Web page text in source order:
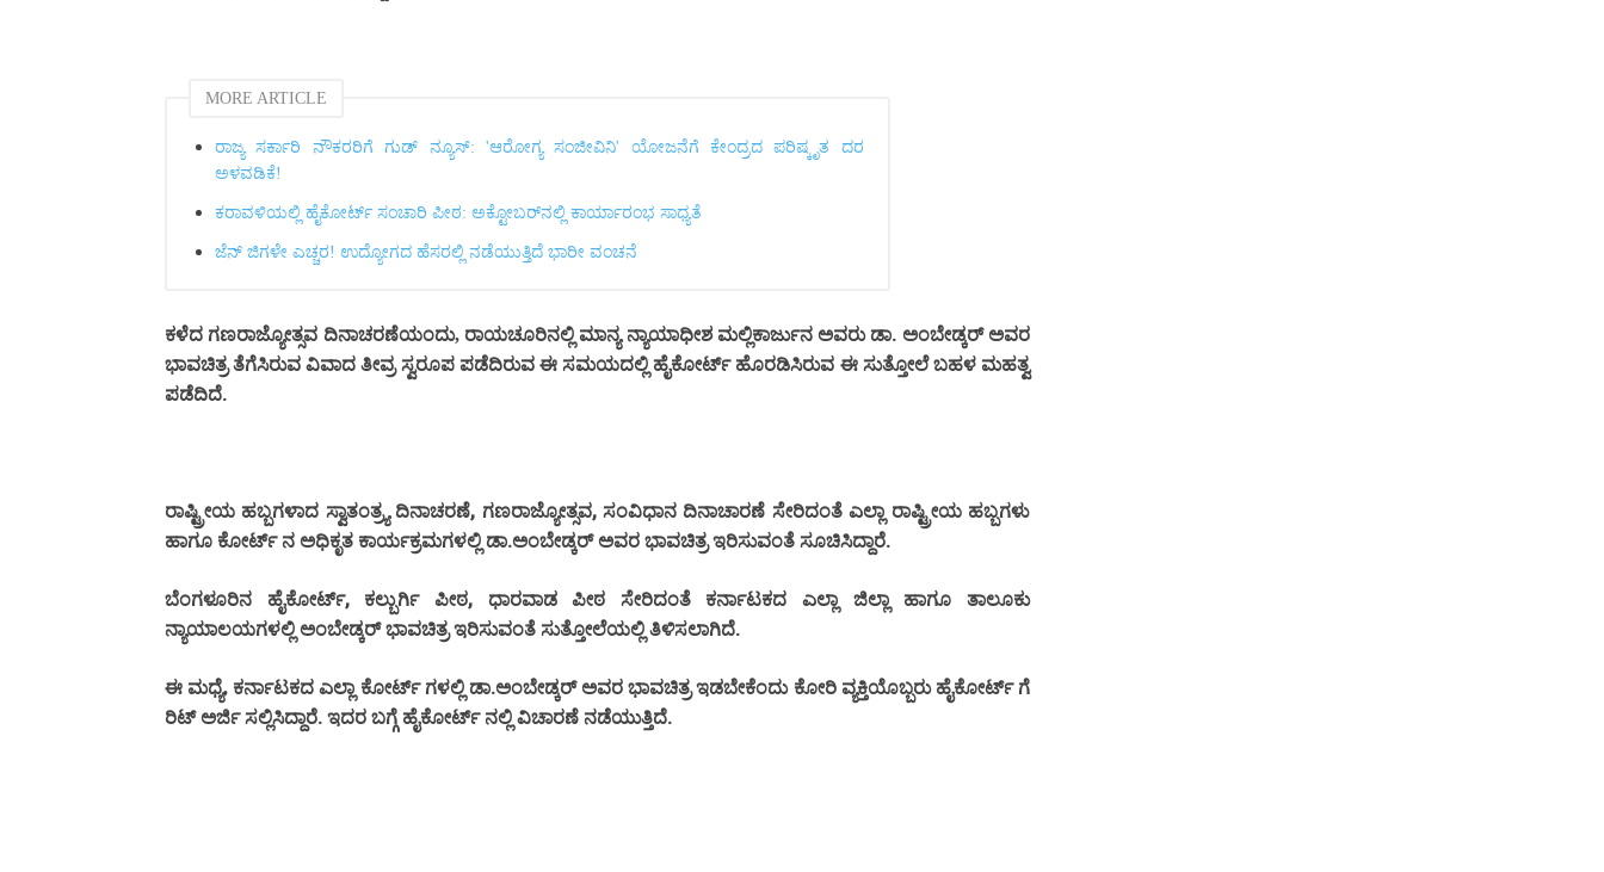
MORE ARTICLE
ರಾಜ್ಯ ಸರ್ಕಾರಿ ನೌಕರರಿಗೆ ಗುಡ್ ನ್ಯೂಸ್: 'ಆರೋಗ್ಯ ಸಂಜೀವಿನಿ' ಯೋಜನೆಗೆ ಕೇಂದ್ರದ ಪರಿಷ್ಕೃತ ದರ
ಅಳವಡಿಕೆ!
ಕರಾವಳಿಯಲ್ಲಿ ಹೈಕೋರ್ಟ್ ಸಂಚಾರಿ ಪೀಠ: ಅಕ್ಟೋಬರ್‌ನಲ್ಲಿ ಕಾರ್ಯಾರಂಭ ಸಾಧ್ಯತೆ
ಜೆನ್ ಜಿಗಳೇ ಎಚ್ಚರ! ಉದ್ಯೋಗದ ಹೆಸರಲ್ಲಿ ನಡೆಯುತ್ತಿದೆ ಭಾರೀ ವಂಚನೆ
ಕಳೆದ ಗಣರಾಜ್ಯೋತ್ಸವ ದಿನಾಚರಣೆಯಂದು, ರಾಯಚೂರಿನಲ್ಲಿ ಮಾನ್ಯ ನ್ಯಾಯಾಧೀಶ ಮಲ್ಲಿಕಾರ್ಜುನ ಅವರು ಡಾ. ಅಂಬೇಡ್ಕರ್ ಅವರ
ಭಾವಚಿತ್ರ ತೆಗೆಸಿರುವ ವಿವಾದ ತೀವ್ರ ಸ್ವರೂಪ ಪಡೆದಿರುವ ಈ ಸಮಯದಲ್ಲಿ ಹೈಕೋರ್ಟ್ ಹೊರಡಿಸಿರುವ ಈ ಸುತ್ತೋಲೆ ಬಹಳ ಮಹತ್ವ
ಪಡೆದಿದೆ.
ರಾಷ್ಟ್ರೀಯ ಹಬ್ಬಗಳಾದ ಸ್ವಾತಂತ್ರ್ಯ ದಿನಾಚರಣೆ, ಗಣರಾಜ್ಯೋತ್ಸವ,ಸಂವಿಧಾನ ದಿನಾಚಾರಣೆ ಸೇರಿದಂತೆ ಎಲ್ಲಾ ರಾಷ್ಟ್ರೀಯ ಹಬ್ಬಗಳು
ಹಾಗೂ ಕೋರ್ಟ್ ನ ಅಧಿಕೃತ ಕಾರ್ಯಕ್ರಮಗಳಲ್ಲಿ ಡಾ.ಅಂಬೇಡ್ಕರ್ ಅವರ ಭಾವಚಿತ್ರ ಇರಿಸುವಂತೆ ಸೂಚಿಸಿದ್ದಾರೆ.
ಬೆಂಗಳೂರಿನ ಹೈಕೋರ್ಟ್, ಕಲ್ಬುರ್ಗಿ ಪೀಠ, ಧಾರವಾಡ ಪೀಠ ಸೇರಿದಂತೆ ಕರ್ನಾಟಕದ ಎಲ್ಲಾ ಜಿಲ್ಲಾ ಹಾಗೂ
ತಾಲೂಕು
ನ್ಯಾಯಾಲಯಗಳಲ್ಲಿ ಅಂಬೇಡ್ಕರ್ ಭಾವಚಿತ್ರ ಇರಿಸುವಂತೆ ಸುತ್ತೋಲೆಯಲ್ಲಿ ತಿಳಿಸಲಾಗಿದೆ.
ಈ ಮಧ್ಯೆ, ಕರ್ನಾಟಕದ ಎಲ್ಲಾ ಕೋರ್ಟ್ ಗಳಲ್ಲಿ ಡಾ.ಅಂಬೇಡ್ಕರ್ ಅವರ ಭಾವಚಿತ್ರ ಇಡಬೇಕೆಂದು ಕೋರಿ ವ್ಯಕ್ತಿಯೊಬ್ಬರು ಹೈಕೋರ್ಟ್ ಗೆ
ರಿಟ್ ಅರ್ಜಿ ಸಲ್ಲಿಸಿದ್ದಾರೆ. ಇದರ ಬಗ್ಗೆ ಹೈಕೋರ್ಟ್ ನಲ್ಲಿ ವಿಚಾರಣೆ ನಡೆಯುತ್ತಿದೆ.